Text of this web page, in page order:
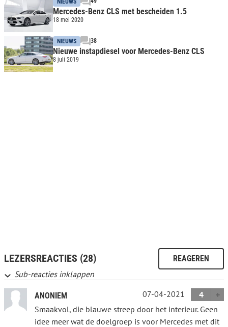
Mercedes-Benz CLS met bescheiden 1.5
18 mei 2020
NIEUWS 38
Nieuwe instapdiesel voor Mercedes-Benz CLS
8 juli 2019
LEZERSREACTIES (28) REAGEREN
Sub-reacties inklappen
ANONIEM 07-04-2021
4
Smaakvol, die blauwe streep door het interieur. Geen
idee meer wat de doelgroep is voor Mercedes met dit